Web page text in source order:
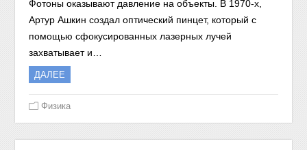
Фотоны оказывают давление на объекты. В 1970-х,
Артур Ашкин создал оптический пинцет, который с
помощью сфокусированных лазерных лучей
захватывает и…
ДАЛЕЕ
Физика